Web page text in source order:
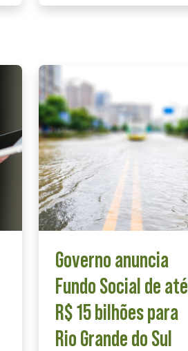
Governo anuncia
Fundo Social de até
R$ 15 bilhões para
Rio Grande do Sul